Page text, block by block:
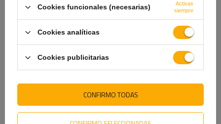
Amarre ZBF-50-1 Winterhoff Escalón para remolque
STEELPRESS SP-01,
plataforma con escalón
17,29 €
Cookies funcionales (necesarias)
Activas
siempre
Cookies analíticas
Cookies publicitarias
CONFIRMO TODAS